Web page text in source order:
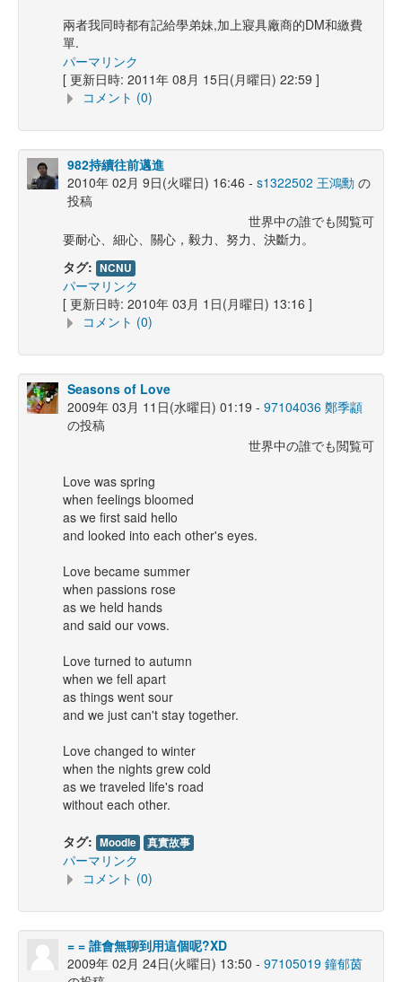
兩者我同時都有記給學弟妹,加上寢具廠商的DM和繳費
單.
パーマリンク
[ 更新日時: 2011年 08月 15日(月曜日) 22:59 ]
コメント (0)
982持續往前邁進
2010年 02月 9日(火曜日) 16:46 - s1322502 王鴻勳 の
投稿
世界中の誰でも閲覧可
要耐心、細心、關心，毅力、努力、決斷力。
タグ: NCNU
パーマリンク
[ 更新日時: 2010年 03月 1日(月曜日) 13:16 ]
コメント (0)
Seasons of Love
2009年 03月 11日(水曜日) 01:19 - 97104036 鄭季顓
の投稿
世界中の誰でも閲覧可
Love was spring
when feelings bloomed
as we first said hello
and looked into each other's eyes.
Love became summer
when passions rose
as we held hands
and said our vows.
Love turned to autumn
when we fell apart
as things went sour
and we just can't stay together.
Love changed to winter
when the nights grew cold
as we traveled life's road
without each other.
タグ: Moodle 真實故事
パーマリンク
コメント (0)
= = 誰會無聊到用這個呢?XD
2009年 02月 24日(火曜日) 13:50 - 97105019 鐘郁茵